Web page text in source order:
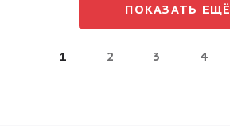
ПОКАЗАТЬ ЕЩЁ
1 2 3 4